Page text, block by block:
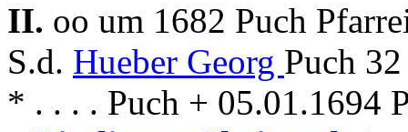
II. oo um 1682 Puch
S.d. Hueber Georg Puch
* . . . . Puch + 05.01.1694